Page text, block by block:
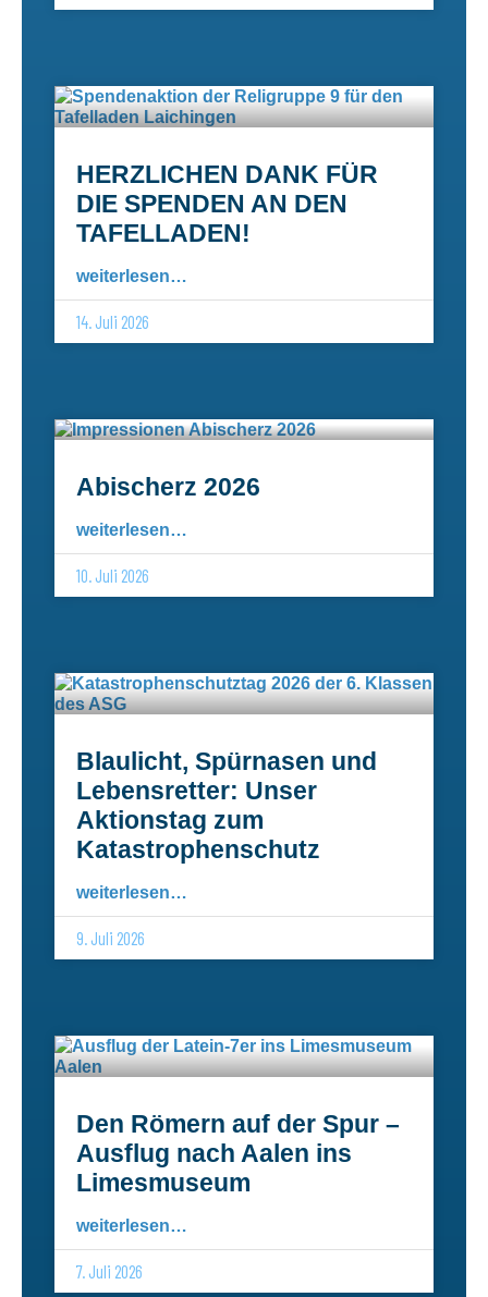
HERZLICHEN DANK FÜR
DIE SPENDEN AN DEN
TAFELLADEN!
weiterlesen…
14. Juli 2026
Abischerz 2026
weiterlesen…
10. Juli 2026
Blaulicht, Spürnasen und
Lebensretter: Unser
Aktionstag zum
Katastrophenschutz
weiterlesen…
9. Juli 2026
Den Römern auf der Spur –
Ausflug nach Aalen ins
Limesmuseum
weiterlesen…
7. Juli 2026